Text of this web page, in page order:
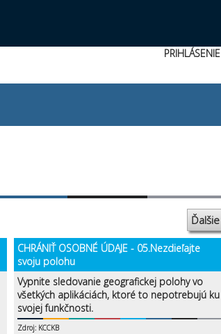
PRIHLÁSENIE
Ďalšie
CHRÁNIŤ OSOBNÉ ÚDAJE - 05.Nezdieľajte
svoju polohu
Vypnite sledovanie geografickej polohy vo
všetkých aplikáciách, ktoré to nepotrebujú ku
svojej funkčnosti.
Zdroj: KCCKB